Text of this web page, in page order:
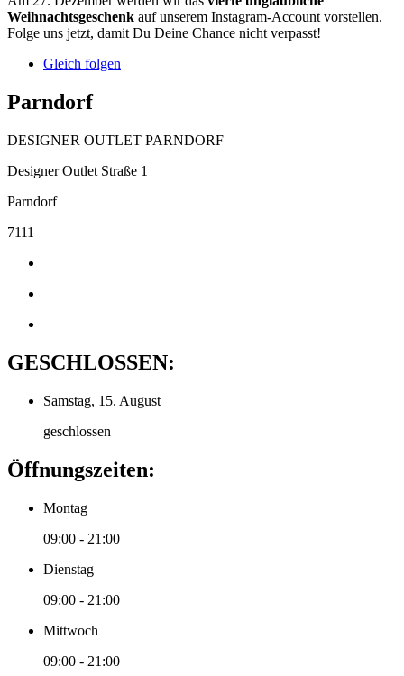
Weihnachtsgeschenk auf unserem Instagram-Account vorstellen.
Folge uns jetzt, damit Du Deine Chance nicht verpasst!
Gleich folgen
Parndorf
DESIGNER OUTLET PARNDORF
Designer Outlet Straße 1
Parndorf
7111
GESCHLOSSEN:
Samstag, 15. August
geschlossen
Öffnungszeiten:
Montag
09:00 - 21:00
Dienstag
09:00 - 21:00
Mittwoch
09:00 - 21:00